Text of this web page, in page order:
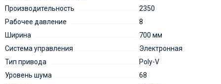
Производительность
2350
Рабочее давление
8
Ширина
700 мм
Система управления
Электронная
Тип привода
Poly-V
Уровень шума
68